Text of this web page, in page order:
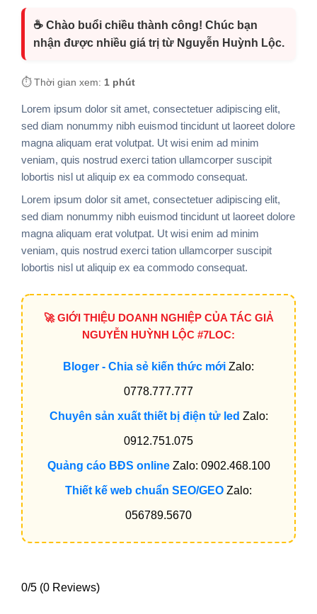
☕ Chào buổi chiều thành công! Chúc bạn
nhận được nhiều giá trị từ Nguyễn Huỳnh Lộc.
⏱️ Thời gian xem: 1 phút
Lorem ipsum dolor sit amet, consectetuer adipiscing elit,
sed diam nonummy nibh euismod tincidunt ut laoreet dolore
magna aliquam erat volutpat. Ut wisi enim ad minim
veniam, quis nostrud exerci tation ullamcorper suscipit
lobortis nisl ut aliquip ex ea commodo consequat.
Lorem ipsum dolor sit amet, consectetuer adipiscing elit,
sed diam nonummy nibh euismod tincidunt ut laoreet dolore
magna aliquam erat volutpat. Ut wisi enim ad minim
veniam, quis nostrud exerci tation ullamcorper suscipit
lobortis nisl ut aliquip ex ea commodo consequat.
🚀 GIỚI THIỆU DOANH NGHIỆP CỦA TÁC GIẢ
NGUYỄN HUỲNH LỘC #7LOC:
Bloger - Chia sẻ kiến thức mới Zalo:
0778.777.777
Chuyên sản xuất thiết bị điện tử led Zalo:
0912.751.075
Quảng cáo BĐS onlineZalo: 0902.468.100
Thiết kế web chuẩn SEO/GEO Zalo:
056789.5670
0/5 (0 Reviews)